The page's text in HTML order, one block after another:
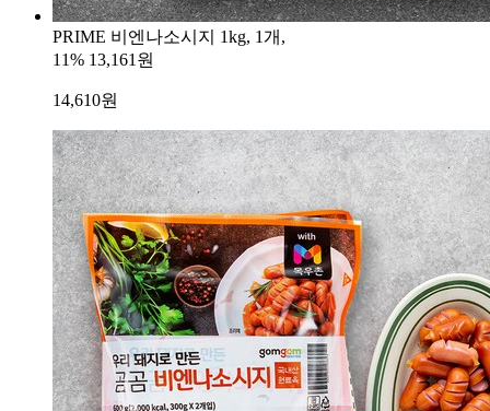
PRIME 비엔나소시지 1kg, 1개,
11% 13,161원
14,610원